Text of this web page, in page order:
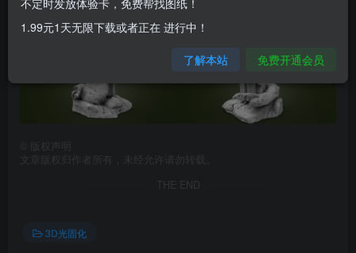
版权声明
文章版权归作者所有，未经允许请勿转载。
THE END
3D光固化
1.99元1天无限下载或者正在 进行中！
了解本站 免费开通会员